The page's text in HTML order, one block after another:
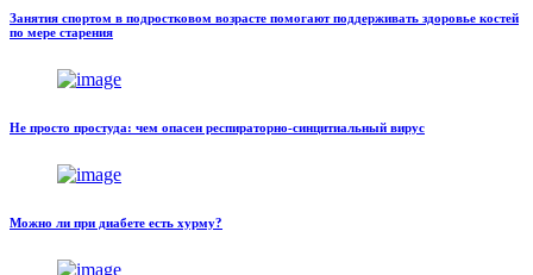
Занятия спортом в подростковом возрасте помогают поддерживать здоровье костей
по мере старения
Не просто простуда: чем опасен респираторно-синцитиальный вирус
Можно ли при диабете есть хурму?